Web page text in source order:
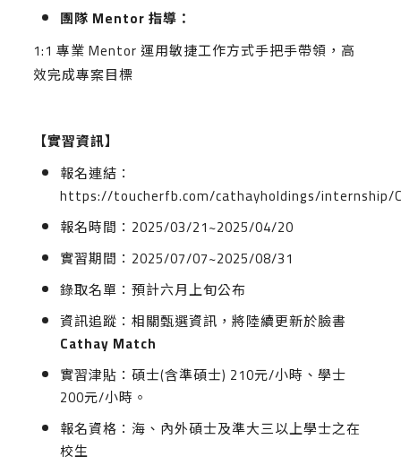
團隊 Mentor指導：
1:1 專業 Mentor 運用敏捷工作方式手把手帶領，高
效完成專案目標
【實習資訊】
報名連結：
https://toucherfb.com/cathayholdings/internship/
報名時間：2025/03/21~2025/04/20
實習期間：2025/07/07~2025/08/31
錄取名單：預計六月上旬公布
資訊追蹤：相關甄選資訊，將陸續更新於臉書
Cathay Match
實習津貼：碩士(含準碩士) 210元/小時、學士
200元/小時。
報名資格：海、內外碩士及準大三以上學士之在
校生